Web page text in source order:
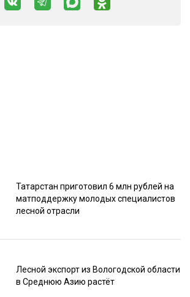
Татарстан приготовил 6 млн рублей на
матподдержку молодых специалистов
лесной отрасли
Лесной экспорт из Вологодской области
в Среднюю Азию растёт